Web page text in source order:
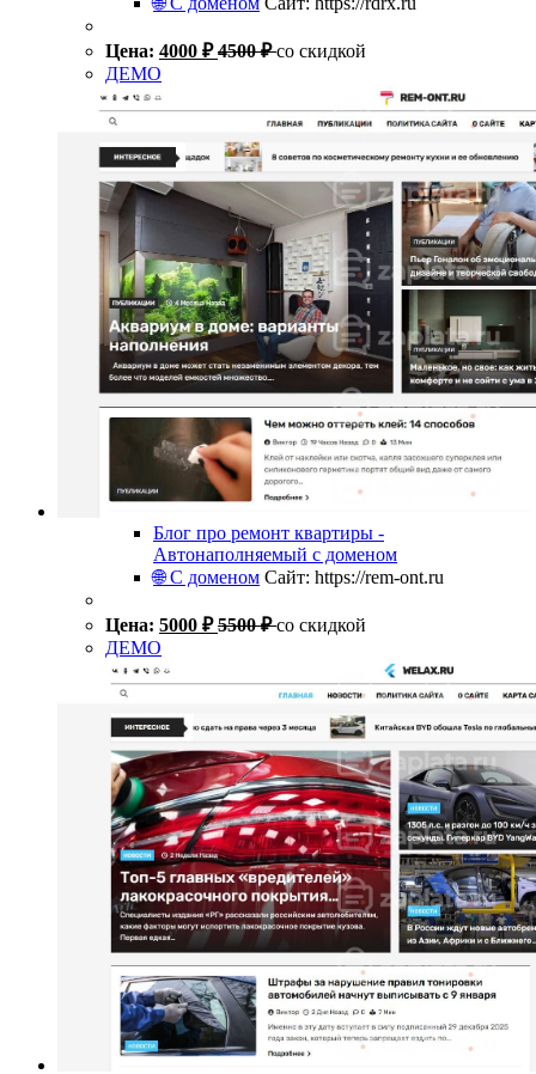
Цена: 4000 ₽ 4500₽ со скидкой
ДЕМО
Блог про ремонт квартиры -
Автонаполняемый с доменом
🌐 С доменом Сайт: https://rem-ont.ru
Цена: 5000 ₽ 5500₽ со скидкой
ДЕМО